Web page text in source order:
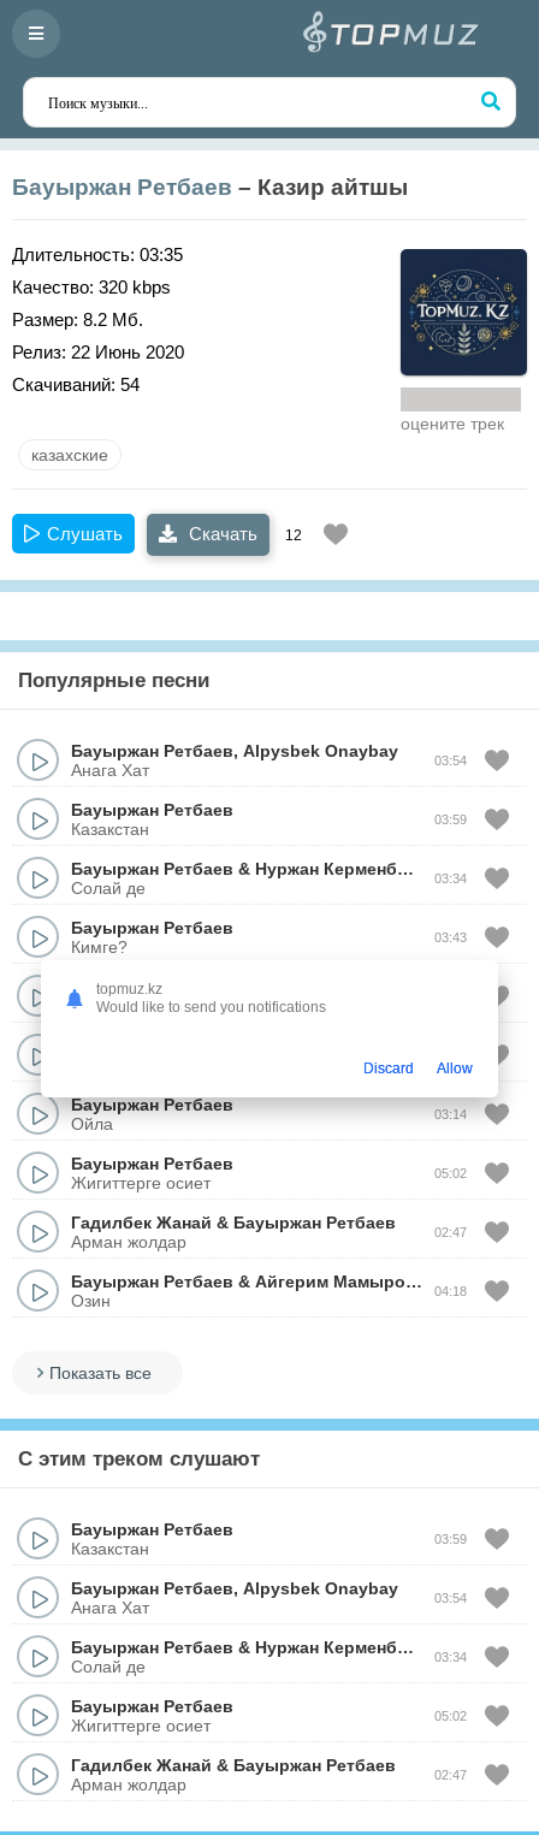
Бауыржан Ретбаев – Казир айтшы
Длительность: 03:35
Качество: 320 kbps
Размер: 8.2 Мб.
Релиз: 22 Июнь 2020
Скачиваний: 54
оцените трек
казахские
Слушать Скачать 12
Популярные песни
Бауыржан Ретбаев, Alpysbek Onaybay
Анага Хат
03:54
Бауыржан Ретбаев
Казакстан
03:59
Бауыржан Ретбаев & Нуржан Керменбаев
Солай де
03:34
Бауыржан Ретбаев
Кимге?
03:43
Бауыржан Ретбаев
Журегим
Бауыржан Ретбаев
Ойла
03:14
Бауыржан Ретбаев
Жигиттерге осиет
05:02
Гадилбек Жанай & Бауыржан Ретбаев
Арман жолдар
02:47
Бауыржан Ретбаев & Айгерим Мамырова
Озин
04:18
Показать все
С этим треком слушают
Бауыржан Ретбаев
Казакстан
03:59
Бауыржан Ретбаев, Alpysbek Onaybay
Анага Хат
03:54
Бауыржан Ретбаев & Нуржан Керменбаев
Солай де
03:34
Бауыржан Ретбаев
Жигиттерге осиет
05:02
Гадилбек Жанай & Бауыржан Ретбаев
Арман жолдар
02:47
topmuz.kz
Would like to send you notifications
Discard Allow